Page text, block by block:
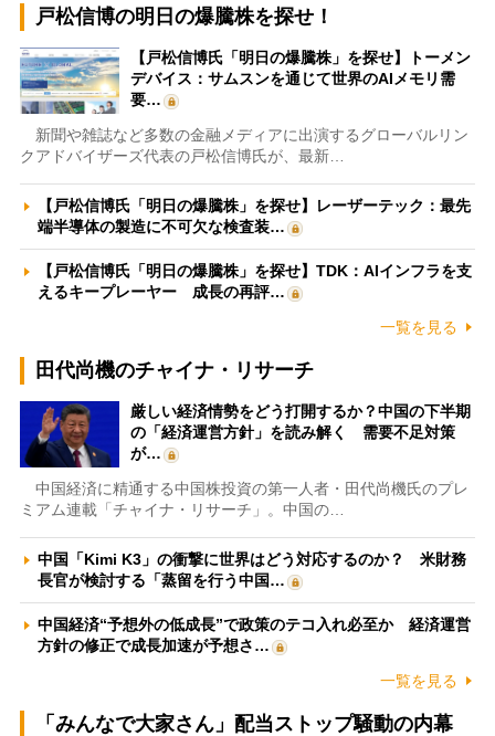
戸松信博の明日の爆騰株を探せ！
【戸松信博氏「明日の爆騰株」を探せ】トーメン
デバイス：サムスンを通じて世界のAIメモリ需
要…
新聞や雑誌など多数の金融メディアに出演するグローバルリン
クアドバイザーズ代表の戸松信博氏が、最新…
【戸松信博氏「明日の爆騰株」を探せ】レーザーテック：最先
端半導体の製造に不可欠な検査装…
【戸松信博氏「明日の爆騰株」を探せ】TDK：AIインフラを支
えるキープレーヤー 成長の再評…
一覧を見る
田代尚機のチャイナ・リサーチ
厳しい経済情勢をどう打開するか？中国の下半期
の「経済運営方針」を読み解く 需要不足対策
が…
中国経済に精通する中国株投資の第一人者・田代尚機氏のプレ
ミアム連載「チャイナ・リサーチ」。中国の…
中国「Kimi K3」の衝撃に世界はどう対応するのか？ 米財務
長官が検討する「蒸留を行う中国…
中国経済“予想外の低成長”で政策のテコ入れ必至か 経済運営
方針の修正で成長加速が予想さ…
一覧を見る
「みんなで大家さん」配当ストップ騒動の内幕